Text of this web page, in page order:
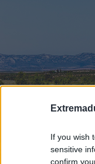
If you wish
sensitive
confirm